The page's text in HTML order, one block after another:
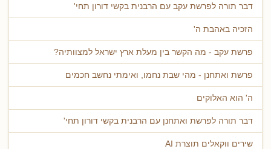
דבר תורה לפרשת עקב עם הרבנית בקשי דורון תחי'
הזכיה באהבת ה'
פרשת עקב - מה הקשר בין מעלת ארץ ישראל למצוותיה?
פרשת ואתחנן - מהי שבת נחמו, ואימתי נחשב חכמים
ה' הוא האלוקים
דבר תורה לפרשת ואתחנן עם הרבנית בקשי דורון תחי'
שירים ווקאלים תוצרת AI